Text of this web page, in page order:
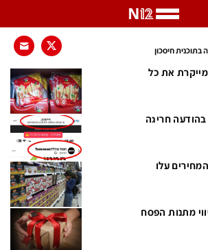
קבלת ההתראות
בתוכנית חיסכון
את כל
חריגה
עלו
מתנות הפסח